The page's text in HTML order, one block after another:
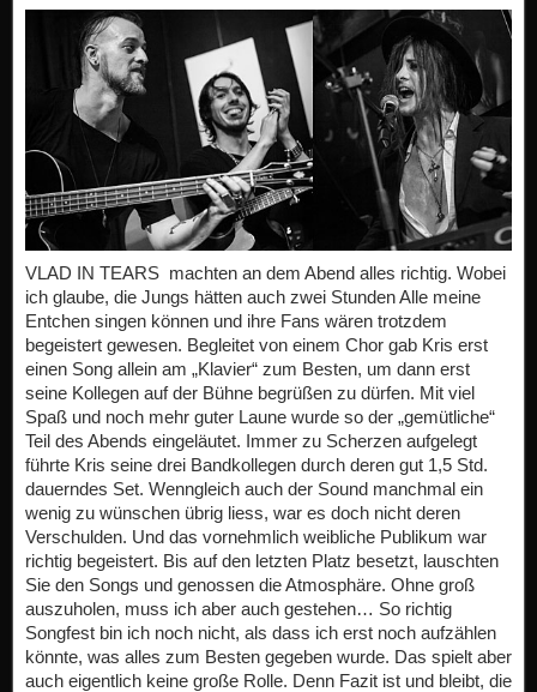
VLAD IN TEARS machten an dem Abend alles richtig. Wobei
ich glaube, die Jungs hätten auch zwei Stunden Alle meine
Entchen singen können und ihre Fans wären trotzdem
begeistert gewesen. Begleitet von einem Chor gab Kris erst
einen Song allein am „Klavier“ zum Besten, um dann erst
seine Kollegen auf der Bühne begrüßen zu dürfen. Mit viel
Spaß und noch mehr guter Laune wurde so der „gemütliche“
Teil des Abends eingeläutet. Immer zu Scherzen aufgelegt
führte Kris seine drei Bandkollegen durch deren gut 1,5 Std.
dauerndes Set. Wenngleich auch der Sound manchmal ein
wenig zu wünschen übrig liess, war es doch nicht deren
Verschulden. Und das vornehmlich weibliche Publikum war
richtig begeistert. Bis auf den letzten Platz besetzt, lauschten
Sie den Songs und genossen die Atmosphäre. Ohne groß
auszuholen, muss ich aber auch gestehen… So richtig
Songfest bin ich noch nicht, als dass ich erst noch aufzählen
könnte, was alles zum Besten gegeben wurde. Das spielt aber
auch eigentlich keine große Rolle. Denn Fazit ist und bleibt, die